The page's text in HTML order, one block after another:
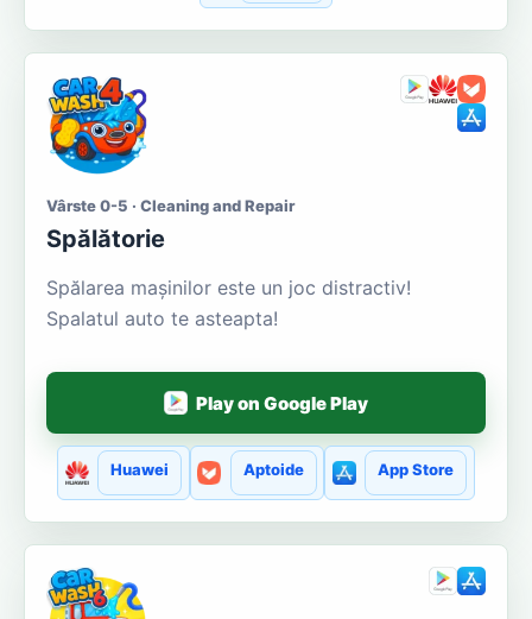
Vârste 0-5 · Cleaning and Repair
Spălătorie
Spălarea mașinilor este un joc distractiv!
Spalatul auto te asteapta!
Play on Google Play
Huawei Aptoide App Store